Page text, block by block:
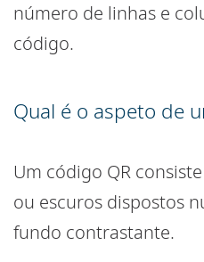
número de linhas e
código.
Qual é o aspeto de
Um código QR
ou escuros dispostos
fundo contrastante.